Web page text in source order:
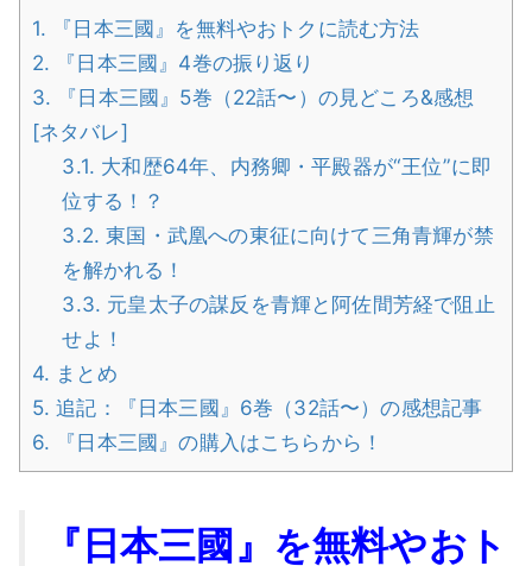
1. 『日本三國』を無料やおトクに読む方法
2. 『日本三國』4巻の振り返り
3. 『日本三國』5巻（22話〜）の見どころ&感想
[ネタバレ]
3.1. 大和歴64年、内務卿・平殿器が“王位”に即
位する！？
3.2. 東国・武凰への東征に向けて三角青輝が禁
を解かれる！
3.3. 元皇太子の謀反を青輝と阿佐間芳経で阻止
せよ！
4. まとめ
5. 追記：『日本三國』6巻（32話〜）の感想記事
6. 『日本三國』の購入はこちらから！
『日本三國』を無料やおト